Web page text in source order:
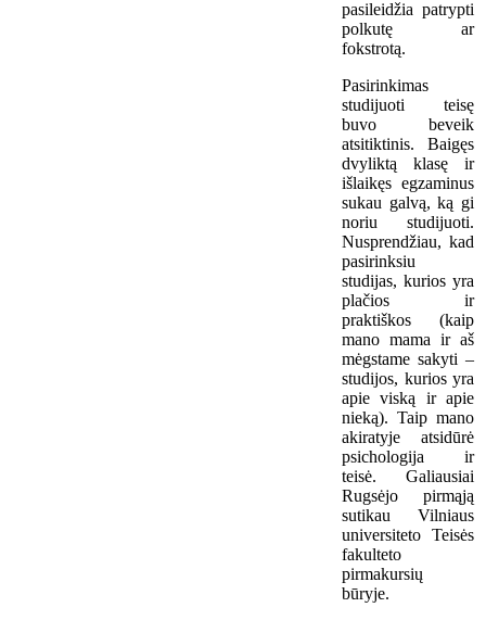
pasileidžia patrypti
polkutę ar
fokstrotą.
Pasirinkimas
studijuoti teisę
buvo beveik
atsitiktinis. Baigęs
dvyliktą klasę ir
išlaikęs egzaminus
sukau galvą, ką gi
noriu studijuoti.
Nusprendžiau, kad
pasirinksiu
studijas, kurios yra
plačios ir
praktiškos (kaip
mano mama ir aš
mėgstame sakyti –
studijos, kurios yra
apie viską ir apie
nieką). Taip mano
akiratyje atsidūrė
psichologija ir
teisė. Galiausiai
Rugsėjo pirmąją
sutikau Vilniaus
universiteto Teisės
fakulteto
pirmakursių
būryje.